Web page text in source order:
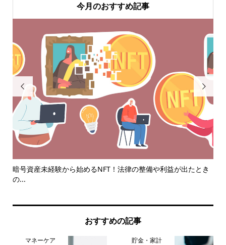
今月のおすすめ記事

暗号資産未経験から始めるNFT！法律の整備や利益が出たとき
の...

おすすめの記事
マネーケア 貯金・家計